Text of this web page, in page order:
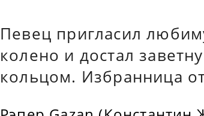
Певец пригласил
колено и достал
кольцом. Избранница